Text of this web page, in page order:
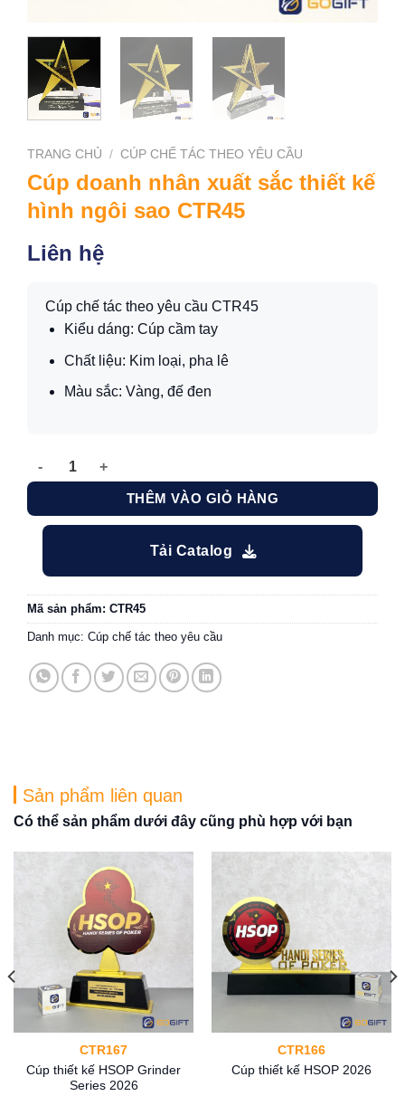
TRANG CHỦ / CÚP CHẾ TÁC THEO YÊU CẦU
Cúp doanh nhân xuất sắc thiết kế
hình ngôi sao CTR45
Liên hệ
Cúp chế tác theo yêu cầu CTR45
Kiểu dáng: Cúp cầm tay
Chất liệu: Kim loại, pha lê
Màu sắc: Vàng, đế đen
Cúp doanh nhân xuất sắc thiết kế hình ngôi sao CTR45 số
THÊM VÀO GIỎ HÀNG
Tải Catalog
Mã sản phẩm: CTR45
Danh mục: Cúp chế tác theo yêu cầu
Sản phẩm liên quan
Có thể sản phẩm dưới đây cũng phù hợp với bạn
CTR167
Cúp thiết kế HSOP Grinder
Series 2026
CTR166
Cúp thiết kế HSOP 2026